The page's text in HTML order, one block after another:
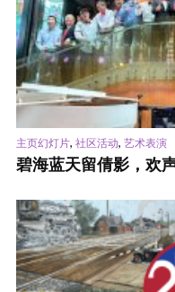
主页幻灯片, 社区活动, 艺术表演
碧海蓝天留倩影，欢